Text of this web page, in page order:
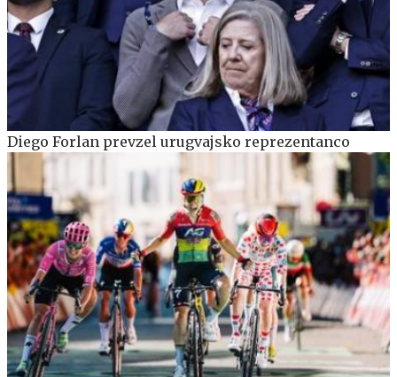
Diego Forlan prevzel urugvajsko reprezentanco